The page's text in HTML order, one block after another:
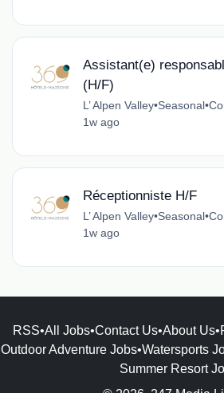
Assistant(e)
(H/F)
L’ Alpen Valley•Seasonal•
1w ago
Réceptionniste H/F
L’ Alpen Valley•Seasonal•
1w ago
RSS•All Jobs•Contact Us•About Us•
Outdoor Adventure Jobs•Watersports
Summer Resort